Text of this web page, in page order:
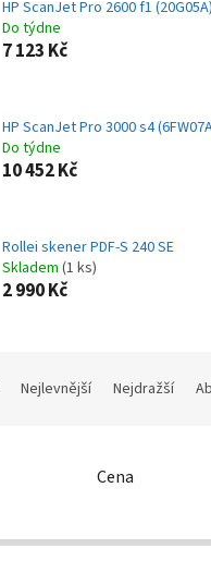
HP ScanJet Pro 2600 f1 (20G05A)
Do týdne
7 123 Kč
HP ScanJet Pro 3000 s4
Do týdne
10 452 Kč
Rollei skener PDF-S 240 SE
Skladem (1 ks)
2 990 Kč
Nejlevnější Nejdražší
Cena